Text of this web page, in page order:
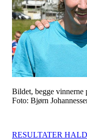
Bildet, begge vinnerne
Foto: Bjørn
RESULTATER